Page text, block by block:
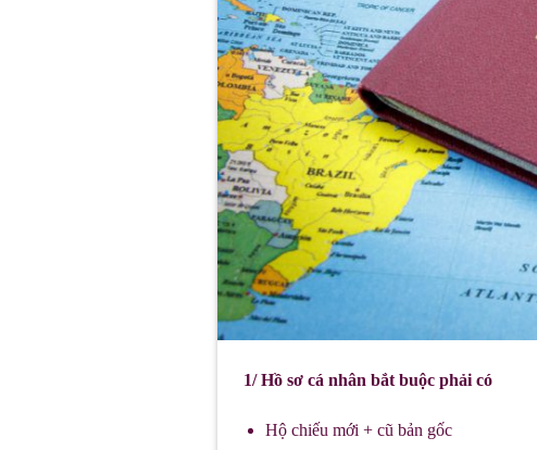
1/ Hồ sơ cá nhân bắt buộc phải có
Hộ chiếu mới + cũ bản gốc